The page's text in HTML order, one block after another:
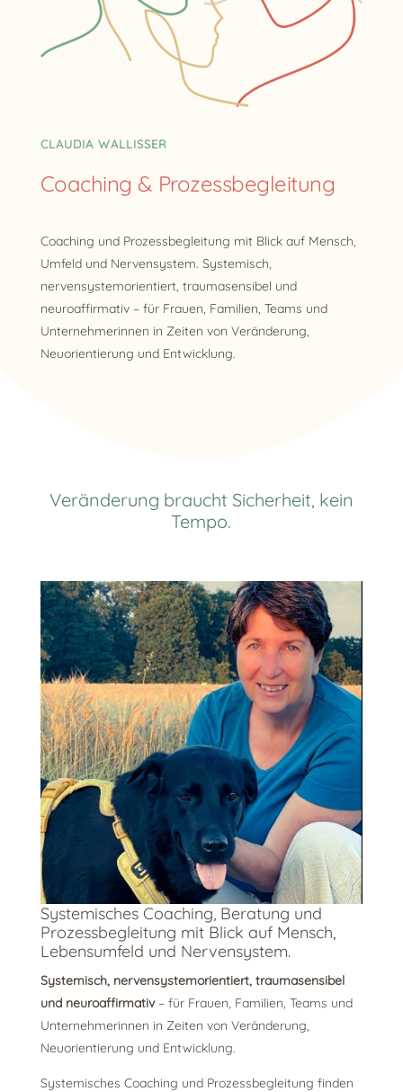
CLAUDIA WALLISSER
Coaching & Prozessbegleitung
Coaching und Prozessbegleitung mit Blick auf Mensch,
Umfeld und Nervensystem. Systemisch,
nervensystemorientiert, traumasensibel und
neuroaffirmativ – für Frauen, Familien, Teams und
Unternehmerinnen in Zeiten von Veränderung,
Neuorientierung und Entwicklung.
Veränderung braucht Sicherheit, kein
Tempo.
Systemisches Coaching, Beratung und
Prozessbegleitung mit Blick auf Mensch,
Lebensumfeld und Nervensystem.
Systemisch, nervensystemorientiert, traumasensibel
und neuroaffirmativ– für Frauen, Familien, Teams und
Unternehmerinnen in Zeiten von Veränderung,
Neuorientierung und Entwicklung.
Systemisches Coaching und Prozessbegleitung finden